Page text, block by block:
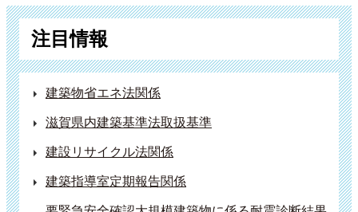
注目情報
建築物省エネ法関係
滋賀県内建築基準法取扱基準
建設リサイクル法関係
建築指導室定期報告関係